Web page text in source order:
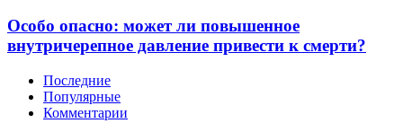
Особо опасно: может ли повышенное
внутричерепное давление привести к смерти?
Последние
Популярные
Комментарии